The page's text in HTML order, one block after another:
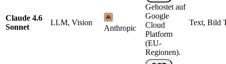
Claude 4.6
Sonnet
LLM, Vision
Anthropic
Gehostet auf
Google
Cloud
Platform
(EU-
Regionen).
Text, Bild